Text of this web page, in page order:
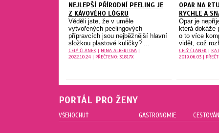
NEJLEPŠÍ PŘÍRODNÍ PEELING JE
Z KÁVOVÉHO LÓGRU
Věděli jste, že v uměle
vytvořených peelingových
přípravcích jsou nejběžnější hlavní
složkou plastové kuličky? ...
CELÝ ČLÁNEK | NINA ALBERTOVÁ |
2022.10.24 | PŘEČTENO: 31817X
OPAR NA
RYCHLE A
Opar je
která dokáže
o to více
vidět, což
CELÝ ČLÁNEK|
2019.06.03 |
PORTÁL PRO ŽENY
VŠEHOCHUŤ GASTRONOMIE